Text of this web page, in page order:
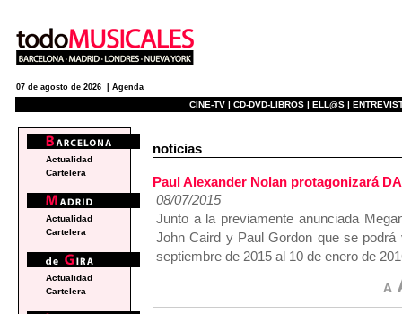
07 de agosto de 2026 | Agenda
CINE-TV | CD-DVD-LIBROS | ELL@S |
noticias
Paul Alexander Nolan protagonizará
08/07/2015
Junto a la previamente anunciada
John Caird y Paul Gordon que se
septiembre de 2015 al 10 de enero de
Actualidad
Cartelera
Actualidad
Cartelera
Actualidad
Cartelera